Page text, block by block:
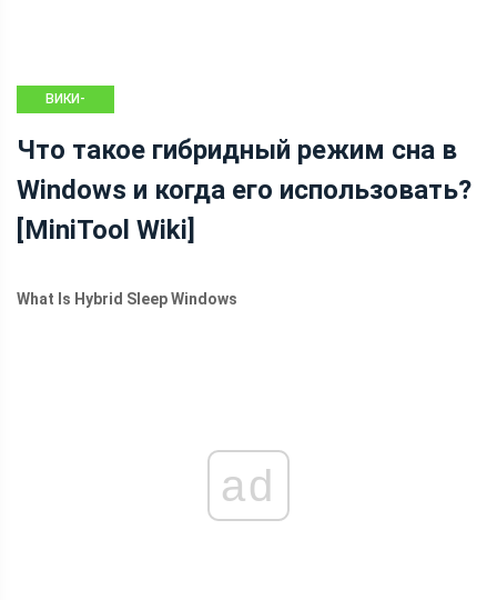
ВИКИ-
MINITOOL
Что такое гибридный режим сна в
Windows и когда его использовать?
[MiniTool Wiki]
What Is Hybrid Sleep Windows
ad